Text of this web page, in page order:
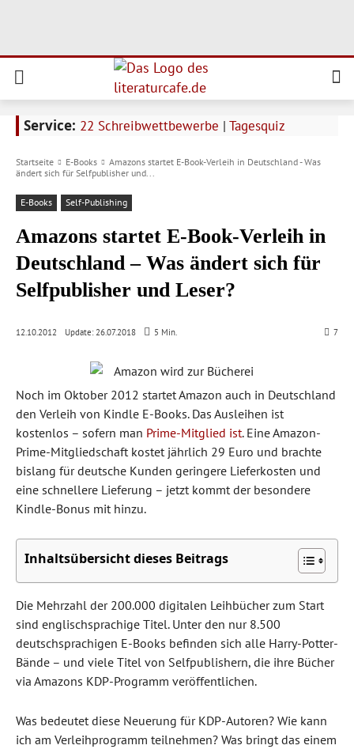
Service: 22 Schreibwettbewerbe | Tagesquiz
Startseite E-Books
Amazons startet E-Book-Verleih in Deutschland - Was
ändert sich für Selfpublisher und...
E-Books Self-Publishing
Amazons startet E-Book-Verleih in
Deutschland – Was ändert sich für
Selfpublisher und Leser?
12.10.2012 Update: 26.07.2018 5 Min. 7
Noch im Oktober 2012 startet Amazon auch in Deutschland
den Verleih von Kindle E-Books. Das Ausleihen ist
kostenlos – sofern man Prime-Mitglied ist. Eine Amazon-
Prime-Mitgliedschaft kostet jährlich 29 Euro und brachte
bislang für deutsche Kunden geringere Lieferkosten und
eine schnellere Lieferung – jetzt kommt der besondere
Kindle-Bonus mit hinzu.
Inhaltsübersicht dieses Beitrags
Die Mehrzahl der 200.000 digitalen Leihbücher zum Start
sind englischsprachige Titel. Unter den nur 8.500
deutschsprachigen E-Books befinden sich alle Harry-Potter-
Bände – und viele Titel von Selfpublishern, die ihre Bücher
via Amazons KDP-Programm veröffentlichen.
Was bedeutet diese Neuerung für KDP-Autoren? Wie kann
ich am Verleihprogramm teilnehmen? Was bringt das einem